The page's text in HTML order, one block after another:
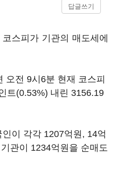
답글쓰기
스피가 기관의 매도세에
오전 9시6분 현재 코스피
트(0.53%) 내린 3156.19
이 각각 1207억원, 14억
관이 1234억원을 순매도